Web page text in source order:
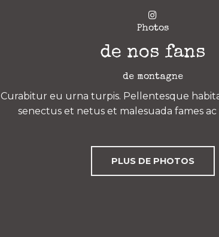
Photos
de nos fans
de montagne
Curabitur eu urna turpis. Pellentesque
senectus et netus et malesuada fames ac
PLUS DE PHOTOS